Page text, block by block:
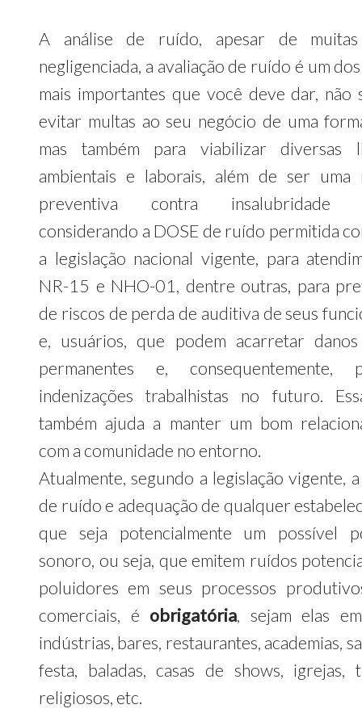
A análise de ruído, apesar de muitas
negligenciada, a avaliação de ruído é um
mais importantes que você deve dar, não
evitar multas ao seu negócio de uma
mas também para viabilizar diversas
ambientais e laborais, além de ser uma
preventiva contra insalubridade
considerando a DOSE de ruído permitida
a legislação nacional vigente, para
NR-15 e NHO-01, dentre outras, para
de riscos de perda de auditiva de seus
e, usuários, que podem acarretar
permanentes e, consequentemente,
indenizações trabalhistas no futuro.
também ajuda a manter um bom
com a comunidade no entorno.
Atualmente, segundo a legislação vigente,
de ruído e adequação de qualquer
que seja potencialmente um possível
sonoro, ou seja, que emitem ruídos
poluidores em seus processos
comerciais, é obrigatória, sejam elas
indústrias, bares, restaurantes, academias,
festa, baladas, casas de shows, igrejas,
religiosos, etc.